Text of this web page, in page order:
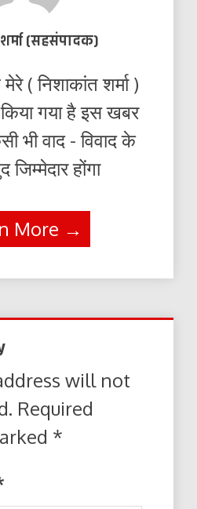
(सहसंपादक)
( निशाकांत शर्मा )
किया गया है इस खबर
भी वाद - विवाद के
होंगा
More →
will not
Required
*